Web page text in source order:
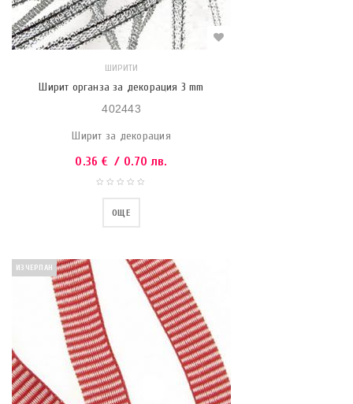
ШИРИТИ
Ширит органза за декорация 3 mm
402443
Ширит за декорация
0.36 € / 0.70 лв.
ОЩЕ
ИЗЧЕРПАН